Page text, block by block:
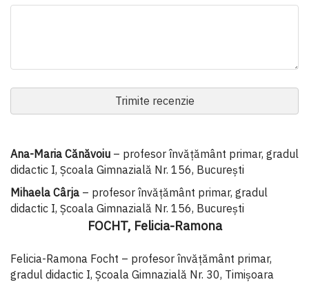
Trimite recenzie
Ana-Maria Cănăvoiu – profesor învățământ primar, gradul
didactic I, Școala Gimnazială Nr. 156, București
Mihaela Cârja – profesor învăţământ primar, gradul
didactic I, Şcoala Gimnazială Nr. 156, Bucureşti
FOCHT, Felicia-Ramona
Felicia-Ramona Focht – profesor învățământ primar,
gradul didactic I, Școala Gimnazială Nr. 30, Timișoara